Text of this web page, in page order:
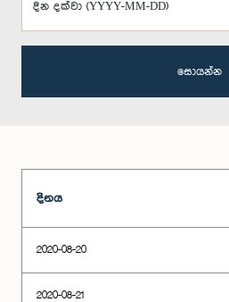
දින දක්වා (YYYY-MM-DD)
සොයන්න
දිනය
2020-08-20
2020-08-21